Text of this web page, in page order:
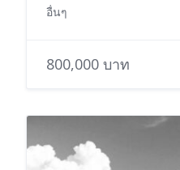
อื่นๆ
800,000 บาท